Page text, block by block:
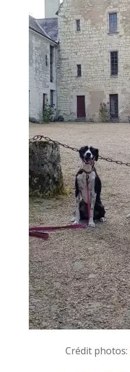
Crédit photos: